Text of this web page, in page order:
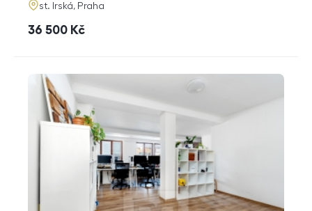
adresa
st. Irská, Praha
cena
36 500 Kč